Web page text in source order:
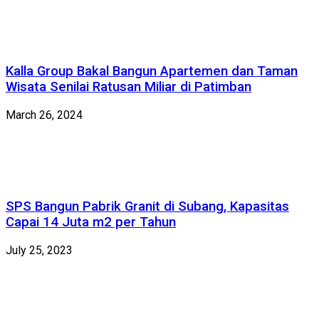
Kalla Group Bakal Bangun Apartemen dan Taman
Wisata Senilai Ratusan Miliar di Patimban
March 26, 2024
SPS Bangun Pabrik Granit di Subang, Kapasitas
Capai 14 Juta m2 per Tahun
July 25, 2023